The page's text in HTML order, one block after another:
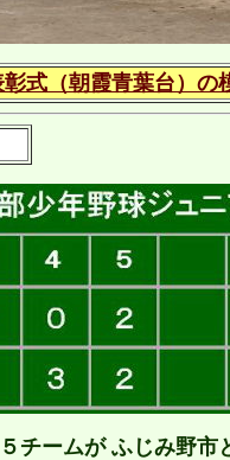
式（朝霞青葉台）の
チームが ふじみ野市